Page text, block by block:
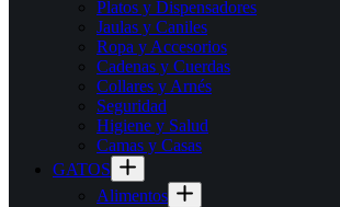
Platos y Dispensadores
Jaulas y Caniles
Ropa y Accesorios
Cadenas y Cuerdas
Collares y Arnés
Seguridad
Higiene y Salud
Camas y Casas
GATOS
Alimentos